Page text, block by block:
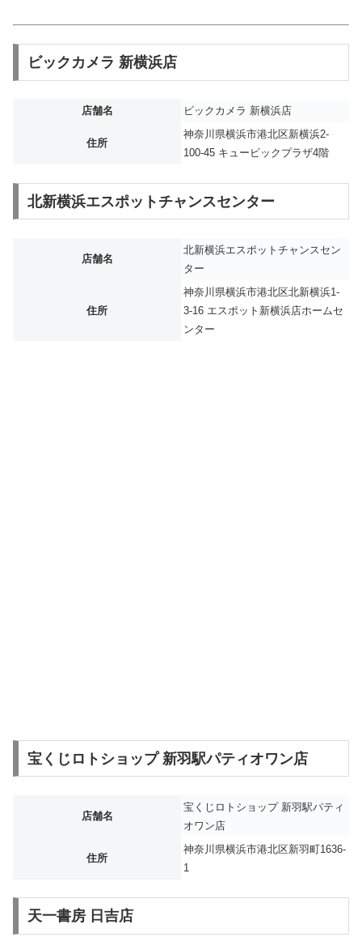
ビックカメラ 新横浜店
店舗名 ビックカメラ 新横浜店
住所
神奈川県横浜市港北区新横浜2-
100-45 キュービックプラザ4階
北新横浜エスポットチャンスセンター
店舗名
北新横浜エスポットチャンスセン
ター
住所
神奈川県横浜市港北区北新横浜1-
3-16 エスポット新横浜店ホームセ
ンター
宝くじロトショップ 新羽駅パティオワン店
店舗名
宝くじロトショップ 新羽駅パティ
オワン店
住所
神奈川県横浜市港北区新羽町1636-
1
天一書房 日吉店